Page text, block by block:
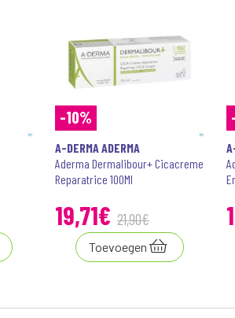
-10%
A-DERMA ADERMA
Aderma Dermalibour+ Cicacreme
Reparatrice 100Ml
19,71€ 21,90€
Toevoegen